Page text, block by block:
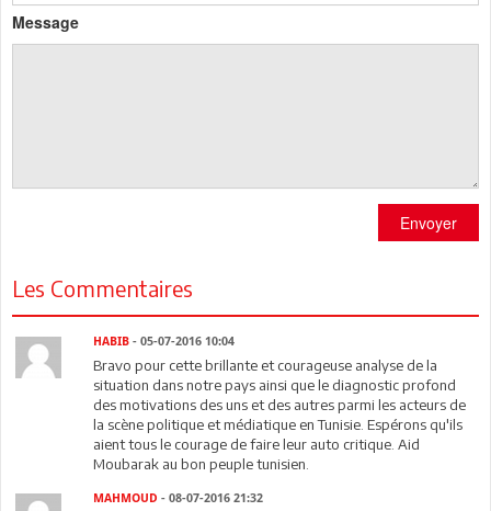
Message
Envoyer
Les Commentaires
HABIB - 05-07-2016 10:04
Bravo pour cette brillante et courageuse analyse de la
situation dans notre pays ainsi que le diagnostic profond
des motivations des uns et des autres parmi les acteurs de
la scène politique et médiatique en Tunisie. Espérons qu'ils
aient tous le courage de faire leur auto critique. Aid
Moubarak au bon peuple tunisien.
MAHMOUD - 08-07-2016 21:32